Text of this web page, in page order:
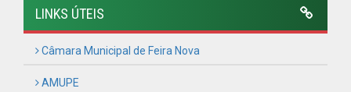
SICONFI - Tesouro Nacional
Consultar Convênios
Receber Informações sobre novos Repasses